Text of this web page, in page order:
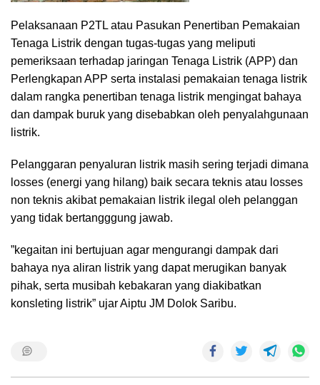
Pelaksanaan P2TL atau Pasukan Penertiban Pemakaian
Tenaga Listrik dengan tugas-tugas yang meliputi
pemeriksaan terhadap jaringan Tenaga Listrik (APP) dan
Perlengkapan APP serta instalasi pemakaian tenaga listrik
dalam rangka penertiban tenaga listrik mengingat bahaya
dan dampak buruk yang disebabkan oleh penyalahgunaan
listrik.
Pelanggaran penyaluran listrik masih sering terjadi dimana
losses (energi yang hilang) baik secara teknis atau losses
non teknis akibat pemakaian listrik ilegal oleh pelanggan
yang tidak bertangggung jawab.
”kegaitan ini bertujuan agar mengurangi dampak dari
bahaya nya aliran listrik yang dapat merugikan banyak
pihak, serta musibah kebakaran yang diakibatkan
konsleting listrik” ujar Aiptu JM Dolok Saribu.